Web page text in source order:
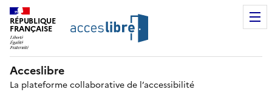
RÉPUBLIQUE
FRANÇAISE
Acceslibre
La plateforme collaborative de l’accessibilité